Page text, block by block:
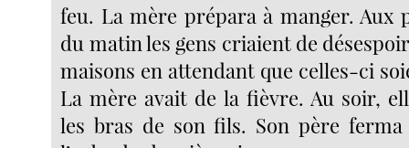
feu. La mère prépara à manger. Aux
du matin les gens criaient de
maisons en attendant que celles-ci
La mère avait de la fièvre. Au soir,
les bras de son fils. Son père ferma